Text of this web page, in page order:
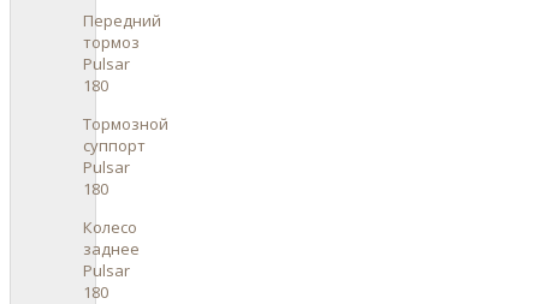
Передний
тормоз
Pulsar
180
Тормозной
суппорт
Pulsar
180
Колесо
заднее
Pulsar
180